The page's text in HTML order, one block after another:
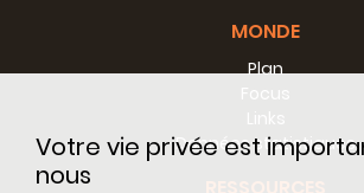
Votre vie privée est
nous
MONDE
Plan
Données statistiques